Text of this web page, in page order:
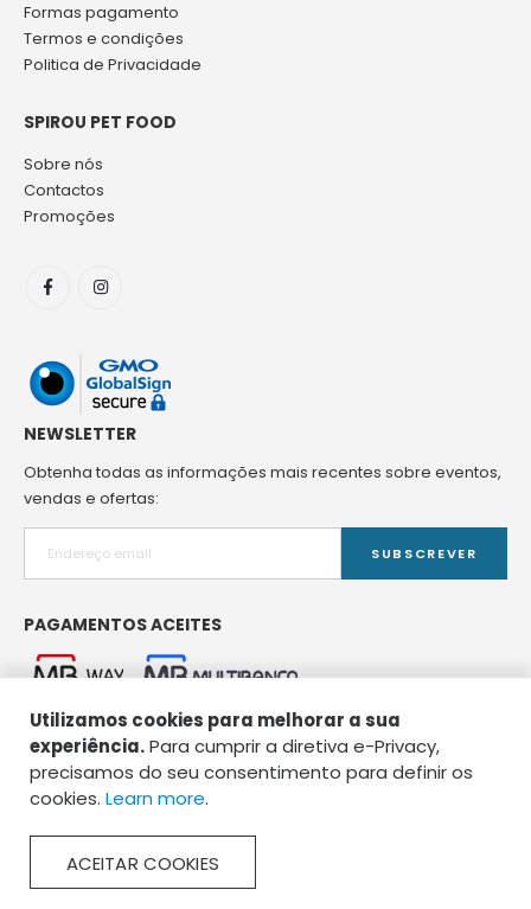
Utilizamos cookies para melhorar a sua
experiência.Para cumprir a diretiva e-Privacy,
precisamos do seu consentimento para definir os
cookies. Learn more.
ACEITAR COOKIES
Formas pagamento
Termos e condições
Politica de Privacidade
SPIROU PET FOOD
Sobre nós
Contactos
Promoções
NEWSLETTER
Obtenha todas as informações mais recentes sobre eventos,
vendas e ofertas:
SUBSCREVER
PAGAMENTOS ACEITES